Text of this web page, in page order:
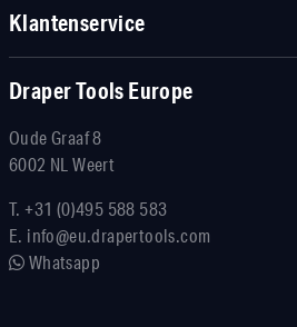
Klantenservice
Draper Tools Europe
Oude Graaf 8
6002 NL Weert
T.+31 (0)495 588 583
E. info@eu.drapertools.com
Whatsapp